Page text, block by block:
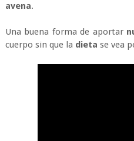
avena.
Una buena forma de aportar
cuerpo sin que la dieta se vea